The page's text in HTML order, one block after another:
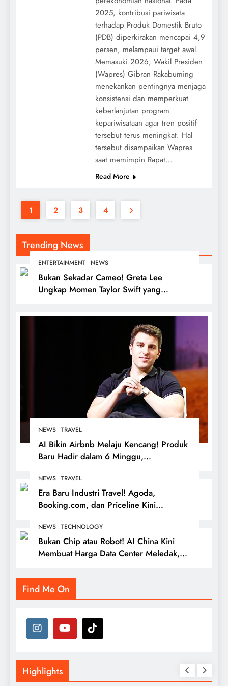
Trending News
ENTERTAINMENT NEWS
Bukan Sekadar Cameo! Greta Lee
Ungkap Momen Taylor Swift yang
Kreativitas
NEWS TRAVEL
AI Bikin Airbnb Melaju Kencang! Produk
Baru Hadir dalam 6 Minggu,
Tertinggal?
NEWS TRAVEL
Era Baru Industri Travel! Agoda,
Booking.com, dan Priceline Kini
Dampaknya bagi Wisatawan?
NEWS TECHNOLOGY
Bukan Chip atau Robot! AI China Kini
Membuat Harga Data Center Meledak,
Teknologi
2025, kontribusi pariwisata
terhadap Produk Domestik Bruto
(PDB) diperkirakan mencapai 4,9
persen, melampaui target awal.
Memasuki 2026, Wakil Presiden
(Wapres) Gibran Rakabuming
menekankan pentingnya menjaga
konsistensi dan memperkuat
keberlanjutan program
kepariwisataan agar tren positif
tersebut terus meningkat. Hal
tersebut disampaikan Wapres
saat memimpin Rapat…
Read More
1 2 3 4
Find Me On
Highlights